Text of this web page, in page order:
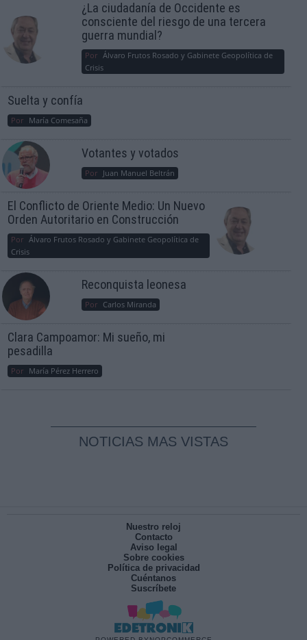
¿La ciudadanía de Occidente es
consciente del riesgo de una tercera
guerra mundial?
Por Álvaro Frutos Rosado y Gabinete Geopolítica de
Crisis
Suelta y confía
Por María Comesaña
Votantes y votados
Por Juan Manuel Beltrán
El Conflicto de Oriente Medio: Un Nuevo
Orden Autoritario en Construcción
Por Álvaro Frutos Rosado y Gabinete Geopolítica de
Crisis
Reconquista leonesa
Por Carlos Miranda
Clara Campoamor: Mi sueño, mi
pesadilla
Por María Pérez Herrero
NOTICIAS MAS VISTAS
Nuestro reloj
Contacto
Aviso legal
Sobre cookies
Política de privacidad
Cuéntanos
Suscríbete